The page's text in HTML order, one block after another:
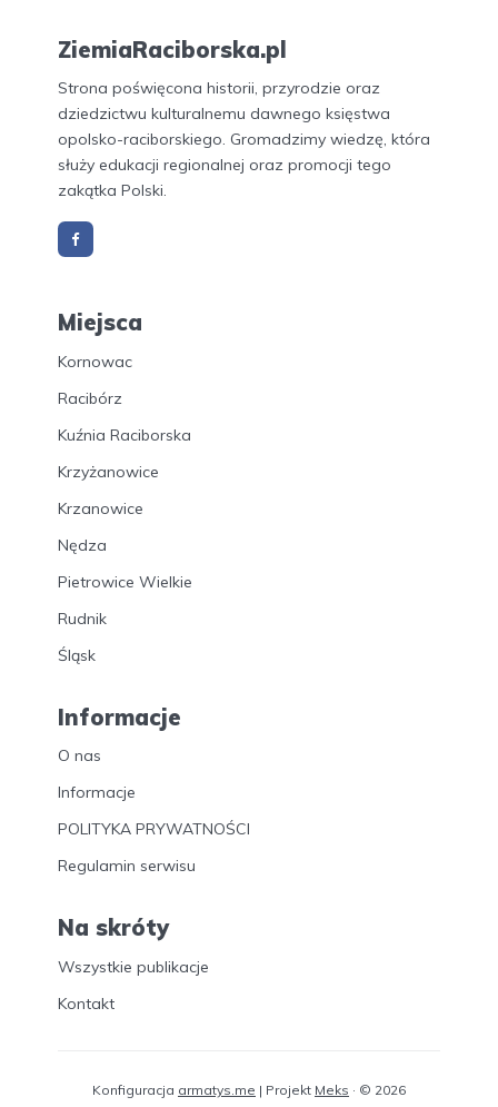
ZiemiaRaciborska.pl
Strona poświęcona historii, przyrodzie oraz
dziedzictwu kulturalnemu dawnego księstwa
opolsko-raciborskiego. Gromadzimy wiedzę, która
służy edukacji regionalnej oraz promocji tego
zakątka Polski.
Miejsca
Kornowac
Racibórz
Kuźnia Raciborska
Krzyżanowice
Krzanowice
Nędza
Pietrowice Wielkie
Rudnik
Śląsk
Informacje
O nas
Informacje
POLITYKA PRYWATNOŚCI
Regulamin serwisu
Na skróty
Wszystkie publikacje
Kontakt
Konfiguracja armatys.me | Projekt Meks · © 2026